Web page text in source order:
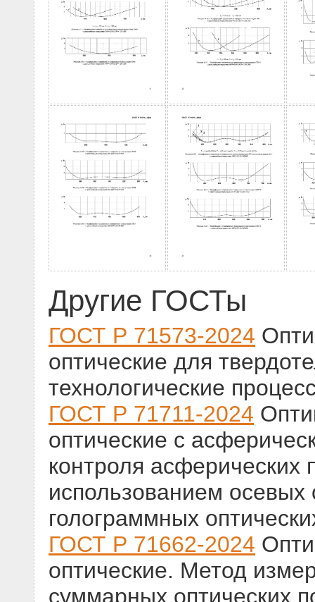
Другие ГОСТы
ГОСТ Р 71573-2024
оптические для
технологические
ГОСТ Р 71711-2024
оптические с
контроля асферических
использованием осевых
голограммных
ГОСТ Р 71662-2024
оптические. Метод
суммарных оптических